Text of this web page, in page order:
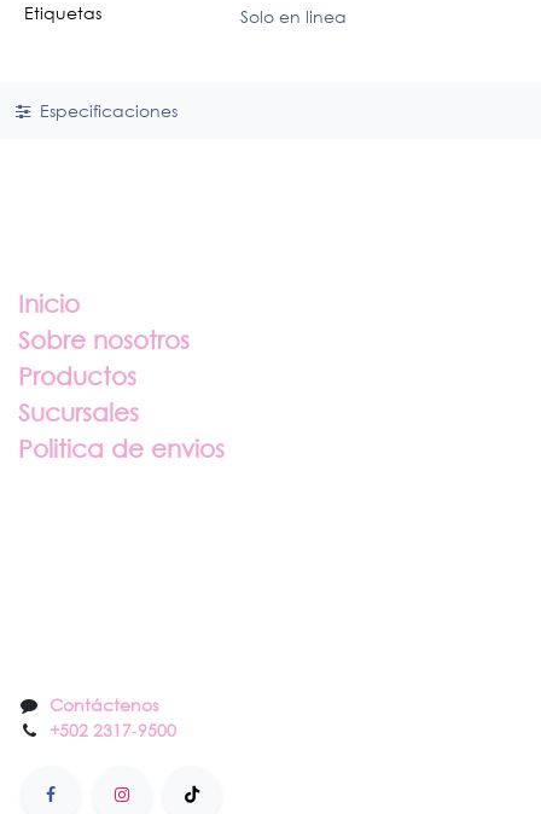
Etiquetas Solo en linea
Especificaciones
Inicio
Sobre nosotros
Productos
Sucursales
Politica de envios
Contáctenos
+502 2317-9500